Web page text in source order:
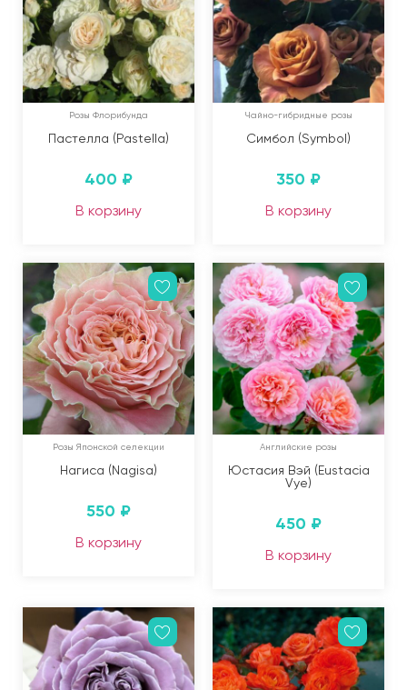
Розы Флорибунда
Пастелла (Pastella)
400 ₽
В корзину
Чайно-гибридные розы
Симбол (Symbol)
350 ₽
В корзину
Розы Японской селекции
Нагиса (Nagisa)
550 ₽
В корзину
Английские розы
Юстасия Вэй (Eustacia
Vye)
450 ₽
В корзину